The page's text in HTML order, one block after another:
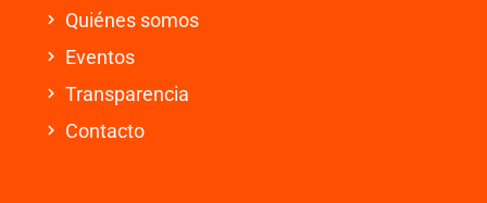
Quiénes somos
Eventos
Transparencia
Contacto